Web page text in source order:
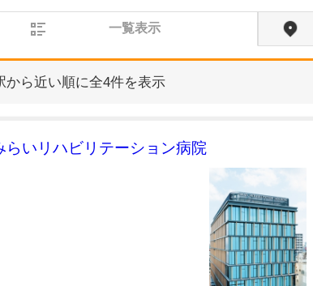
一覧表示
から近い順に全4件を表示
らいリハビリテーション病院